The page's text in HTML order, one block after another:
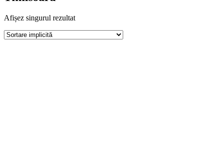
Afișez singurul rezultat